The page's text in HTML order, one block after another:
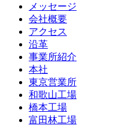
メッセージ
会社概要
アクセス
沿革
事業所紹介
本社
東京営業所
和歌山工場
橋本工場
富田林工場